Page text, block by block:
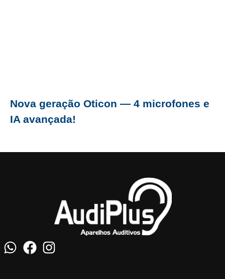
Nova geração Oticon — 4 microfones e
IA avançada!